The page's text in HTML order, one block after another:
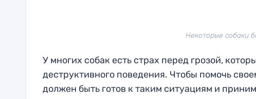
Некоторые собаки
У многих собак есть страх перед грозой,
деструктивного поведения. Чтобы помочь
должен быть готов к таким ситуациям и